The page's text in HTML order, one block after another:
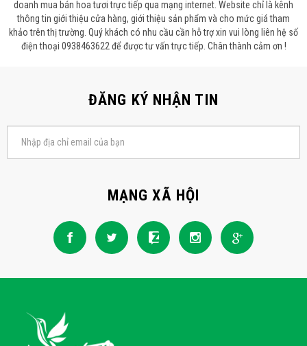
doanh mua bán hoa tươi trực tiếp qua mạng internet. Website chỉ là kênh
thông tin giới thiệu cửa hàng, giới thiệu sản phẩm và cho mức giá tham
khảo trên thị trường. Quý khách có nhu cầu cần hỗ trợ xin vui lòng liên hệ số
điện thoại 0938463622 để được tư vấn trực tiếp. Chân thành cảm ơn !
ĐĂNG KÝ NHẬN TIN
MẠNG XÃ HỘI